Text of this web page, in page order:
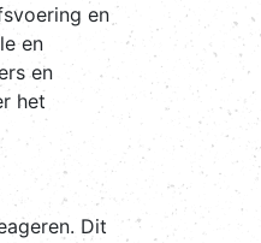
en
en
en
het
Dit